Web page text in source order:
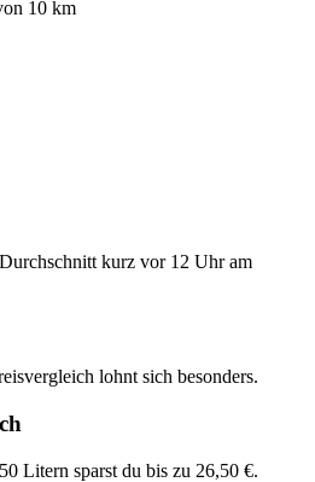
10 km
kurz vor 12 Uhr am
lohnt sich besonders.
Litern sparst du bis zu 26,50 €.